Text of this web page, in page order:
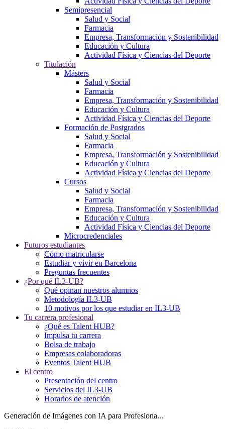
Semipresencial
Salud y Social
Farmacia
Empresa, Transformación y Sostenibilidad
Educación y Cultura
Actividad Física y Ciencias del Deporte
Titulación
Másters
Salud y Social
Farmacia
Empresa, Transformación y Sostenibilidad
Educación y Cultura
Actividad Física y Ciencias del Deporte
Formación de Postgrados
Salud y Social
Farmacia
Empresa, Transformación y Sostenibilidad
Educación y Cultura
Actividad Física y Ciencias del Deporte
Cursos
Salud y Social
Farmacia
Empresa, Transformación y Sostenibilidad
Educación y Cultura
Actividad Física y Ciencias del Deporte
Microcredenciales
Futuros estudiantes
Cómo matricularse
Estudiar y vivir en Barcelona
Preguntas frecuentes
¿Por qué IL3-UB?
Qué opinan nuestros alumnos
Metodología IL3-UB
10 motivos por los que estudiar en IL3-UB
Tu carrera profesional
¿Qué es Talent HUB?
Impulsa tu carrera
Bolsa de trabajo
Empresas colaboradoras
Eventos Talent HUB
El centro
Presentación del centro
Servicios del IL3-UB
Horarios de atención
Generación de Imágenes con IA para Profesiona...